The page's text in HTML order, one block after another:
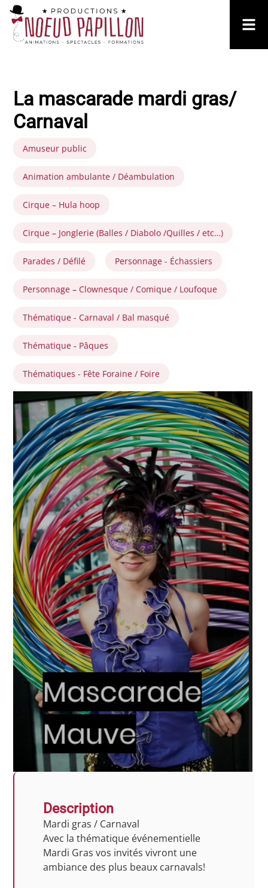
La mascarade mardi gras/
Carnaval
Amuseur public
Animation ambulante / Déambulation
Cirque – Hula hoop
Cirque – Jonglerie (Balles / Diabolo /Quilles / etc…)
Parades / Défilé Personnage - Échassiers
Personnage – Clownesque / Comique / Loufoque
Thématique - Carnaval / Bal masqué
Thématique - Pâques
Thématiques - Fête Foraine / Foire
Description
Mardi gras / Carnaval
Avec la thématique événementielle
Mardi Gras vos invités vivront une
ambiance des plus beaux carnavals!